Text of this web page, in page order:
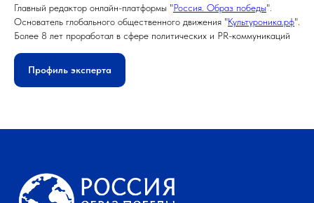
Главный редактор онлайн-платформы "Россия. Образ победы".
Основатель глобального общественного движения "Культуроника.рф".
Более 8 лет проработал в сфере политических и PR-коммуникаций
Профиль эксперта